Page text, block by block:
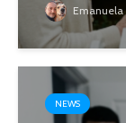
Emanuela
NEWS